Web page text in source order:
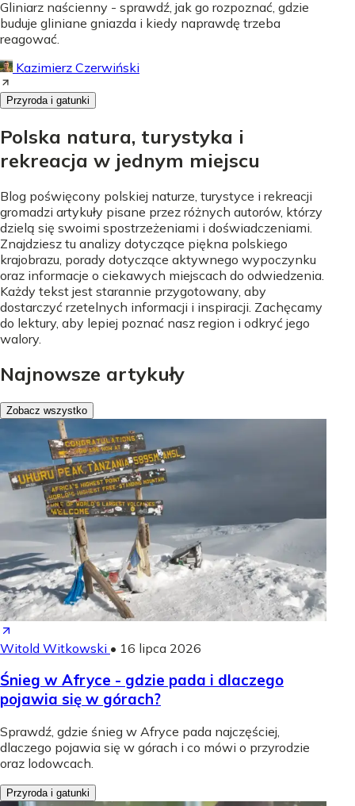
Gliniarz naścienny - sprawdź, jak go rozpoznać, gdzie
buduje gliniane gniazda i kiedy naprawdę trzeba
reagować.
Kazimierz Czerwiński
Przyroda i gatunki
Polska natura, turystyka i
rekreacja w jednym miejscu
Blog poświęcony polskiej naturze, turystyce i rekreacji
gromadzi artykuły pisane przez różnych autorów, którzy
dzielą się swoimi spostrzeżeniami i doświadczeniami.
Znajdziesz tu analizy dotyczące piękna polskiego
krajobrazu, porady dotyczące aktywnego wypoczynku
oraz informacje o ciekawych miejscach do odwiedzenia.
Każdy tekst jest starannie przygotowany, aby
dostarczyć rzetelnych informacji i inspiracji. Zachęcamy
do lektury, aby lepiej poznać nasz region i odkryć jego
walory.
Najnowsze artykuły
Zobacz wszystko
Witold Witkowski • 16 lipca 2026
Śnieg w Afryce - gdzie pada i dlaczego
pojawia się w górach?
Sprawdź, gdzie śnieg w Afryce pada najczęściej,
dlaczego pojawia się w górach i co mówi o przyrodzie
oraz lodowcach.
Przyroda i gatunki